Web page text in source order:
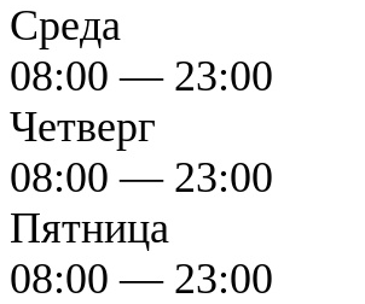
Среда
08:00 — 23:00
Четверг
08:00 — 23:00
Пятница
08:00 — 23:00